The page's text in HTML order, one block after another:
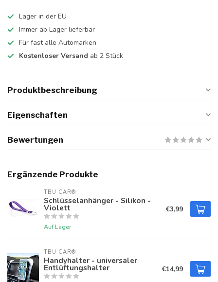
Lager in der EU
Immer ab Lager lieferbar
Für fast alle Automarken
Kostenloser Versand ab 2 Stück
Produktbeschreibung
Eigenschaften
Bewertungen
Ergänzende Produkte
TBU CAR®
Schlüsselanhänger - Silikon -
Violett
Auf Lager
€3,99
TBU CAR®
Handyhalter - universaler
Entlüftungshalter €14,99